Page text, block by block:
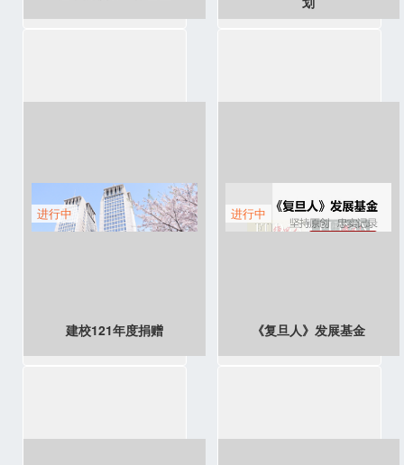
进行中
建校121年度捐赠
进行中
《复旦人》发展基金